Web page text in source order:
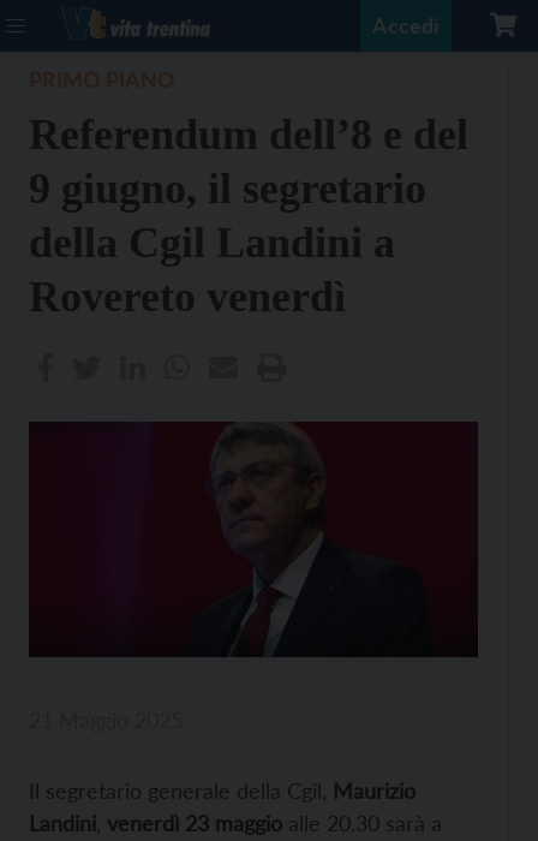
Accedi
Referendum dell’8 e del
9 giugno, il segretario
della Cgil Landini a
Rovereto venerdì
Il segretario generale della Cgil, Maurizio
Landini venerdì 23 maggio alle 20.30 sarà a